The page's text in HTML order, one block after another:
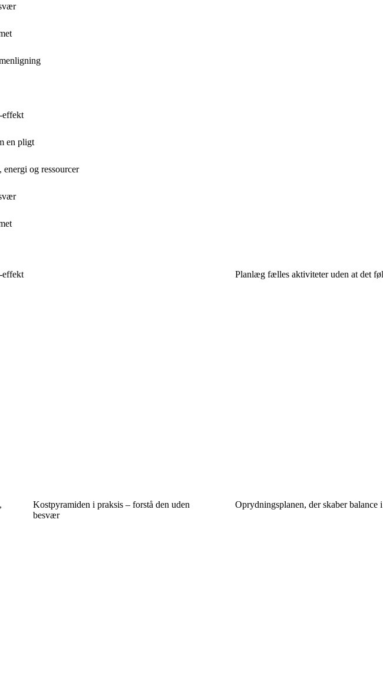
effekt
en pligt
og ressourcer
effekt Planlæg fælles aktiviteter uden at det
Kostpyramiden i praksis – forstå den uden
besvær
Oprydningsplanen, der skaber balance